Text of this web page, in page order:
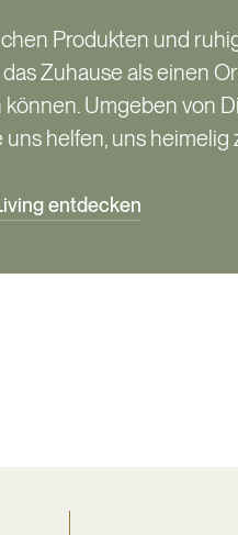
Produkten und
Zuhause als einen
können. Umgeben von
helfen, uns heimelig
entdecken